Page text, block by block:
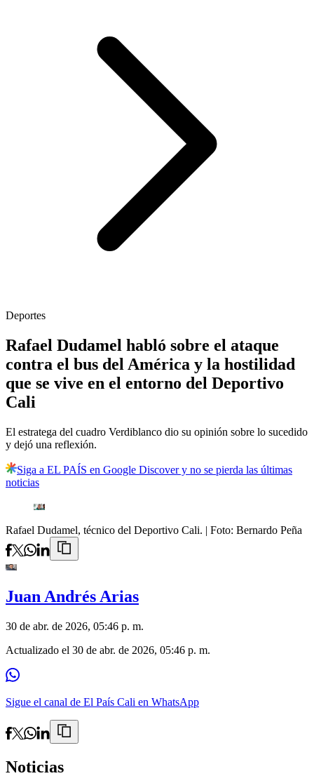
Deportes
Rafael Dudamel habló sobre el ataque
contra el bus del América y la hostilidad
que se vive en el entorno del Deportivo
Cali
El estratega del cuadro Verdiblanco dio su opinión sobre lo sucedido
y dejó una reflexión.
Siga a EL PAÍS en Google Discover y no se pierda las últimas
noticias
Rafael Dudamel, técnico del Deportivo Cali. | Foto: Bernardo Peña
Juan Andrés Arias
30 de abr. de 2026, 05:46 p. m.
Actualizado el 30 de abr. de 2026, 05:46 p. m.
Sigue el canal de El País Cali en WhatsApp
Noticias